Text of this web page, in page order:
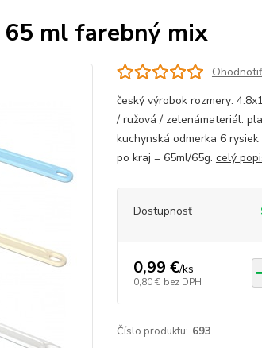
ml farebný mix
český výrobok rozmery:
/ ružová / zelenámateriál:
kuchynská odmerka 6
po kraj = 65ml/65g. celý
Dostupnosť
0,99 €/ks
0,80 € bez DPH
Číslo produktu: 693